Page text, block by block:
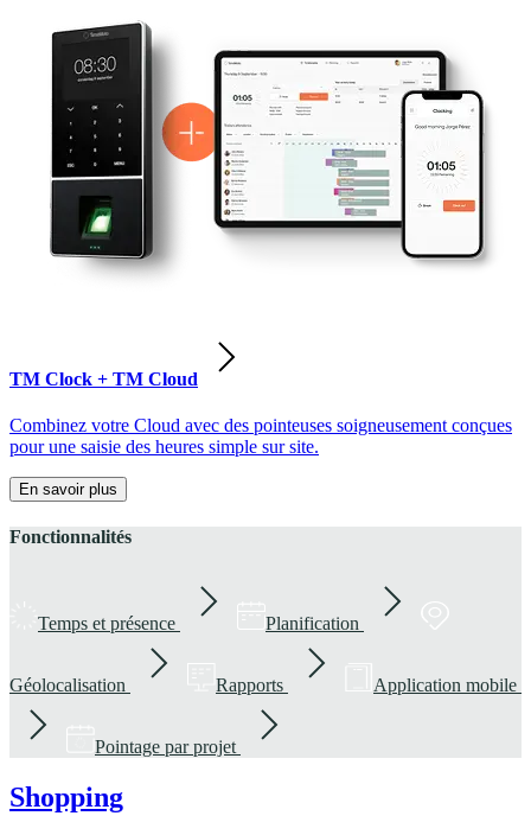
TM Clock + TM Cloud
Combinez votre Cloud avec des pointeuses soigneusement conçues
pour une saisie des heures simple sur site.
En savoir plus
Fonctionnalités
Temps et présence Planification
Géolocalisation Rapports Application mobile
Pointage par projet
Shopping